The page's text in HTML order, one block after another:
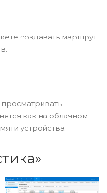
создавать маршрут
как на облачном
устройства.